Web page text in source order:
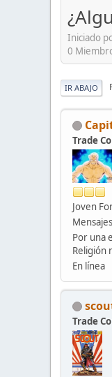
Iniciado
0
IR ABAJO
Trade
Joven
Por una
Religión
En línea
Trade